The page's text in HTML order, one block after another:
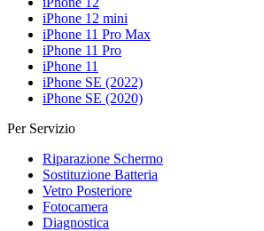
iPhone 12 mini
iPhone 11 Pro Max
iPhone 11 Pro
iPhone 11
iPhone SE (2022)
iPhone SE (2020)
Per Servizio
Riparazione Schermo
Sostituzione Batteria
Vetro Posteriore
Fotocamera
Diagnostica